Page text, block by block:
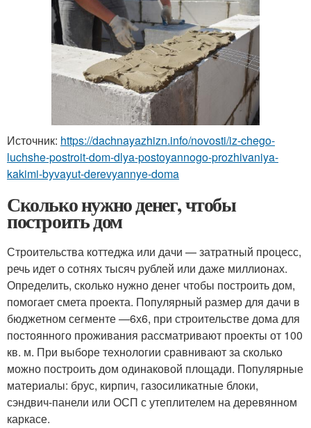
Источник: https://dachnayazhizn.info/novosti/iz-chego-
luchshe-postroit-dom-dlya-postoyannogo-prozhivaniya-
kakimi-byvayut-derevyannye-doma
Сколько нужно денег, чтобы
построить дом
Строительства коттеджа или дачи — затратный процесс,
речь идет о сотнях тысяч рублей или даже миллионах.
Определить, сколько нужно денег чтобы построить дом,
помогает смета проекта. Популярный размер для дачи в
бюджетном сегменте —6х6, при строительстве дома для
постоянного проживания рассматривают проекты от 100
кв. м. При выборе технологии сравнивают за сколько
можно построить дом одинаковой площади. Популярные
материалы: брус, кирпич, газосиликатные блоки,
сэндвич-панели или ОСП с утеплителем на деревянном
каркасе.